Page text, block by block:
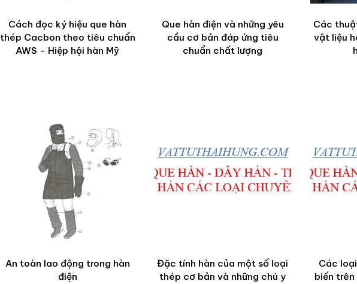
Cách đọc ký hiệu que hàn
thép Cacbon theo tiêu chuẩn
AWS - Hiệp hội hàn Mỹ
Que hàn điện và những yêu
cầu cơ bản đáp ứng tiêu
chuẩn chất lượng
Các
vật liệu
An toàn lao động trong hàn
điện
Đặc tính hàn của một số loại
thép cơ bản và những chú y
Các
biến